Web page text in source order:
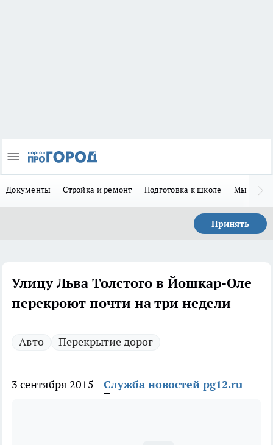
Документы Стройка и ремонт Подготовка к школе Мы в MAX
Принять
Улицу Льва Толстого в Йошкар-Оле
перекроют почти на три недели
Авто Перекрытие дорог
3 сентября 2015 Служба новостей pg12.ru